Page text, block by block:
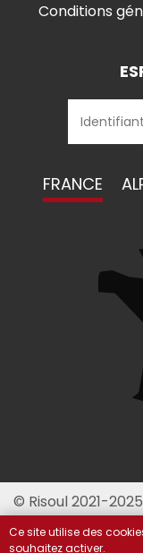
Conditions
FRANCE
© Risoul 2021-2025
Ce site utilise des
souhaitez activer.